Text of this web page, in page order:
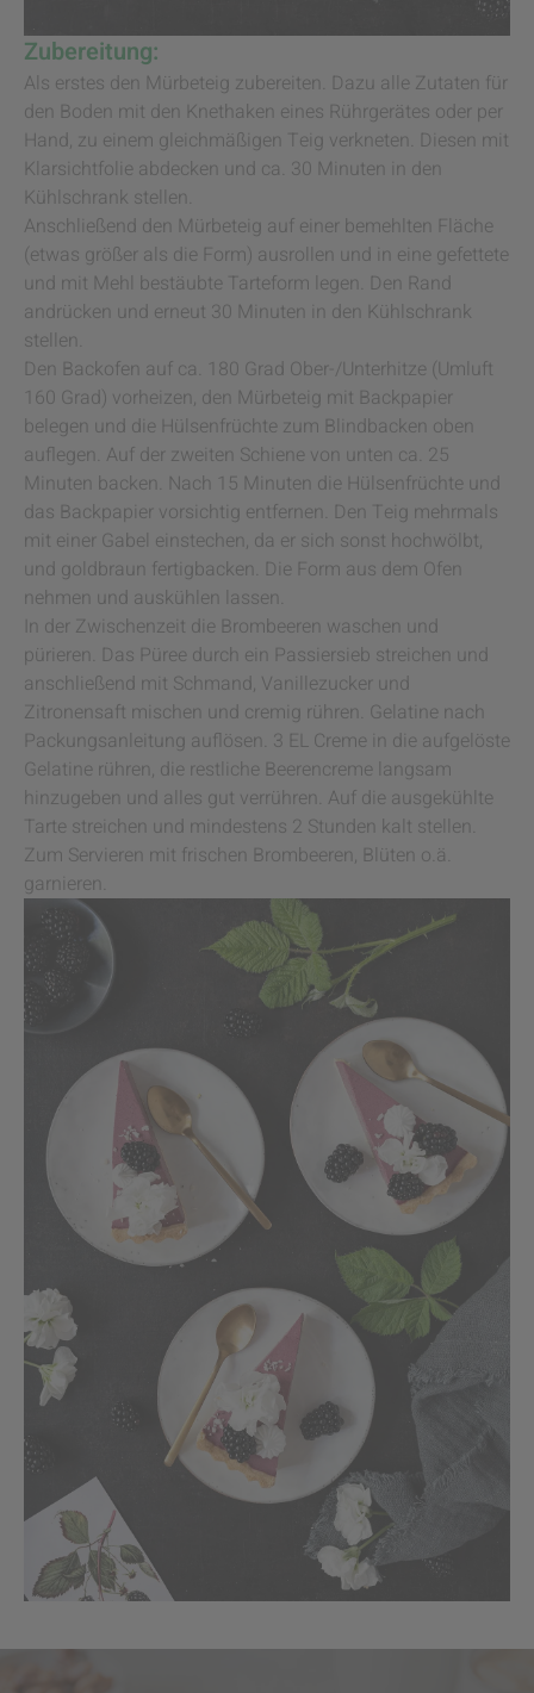
Zubereitung:
Als erstes den Mürbeteig zubereiten. Dazu alle Zutaten für
den Boden mit den Knethaken eines Rührgerätes oder per
Hand, zu einem gleichmäßigen Teig verkneten. Diesen mit
Klarsichtfolie abdecken und ca. 30 Minuten in den
Kühlschrank stellen.
Anschließend den Mürbeteig auf einer bemehlten Fläche
(etwas größer als die Form) ausrollen und in eine gefettete
und mit Mehl bestäubte Tarteform legen. Den Rand
andrücken und erneut 30 Minuten in den Kühlschrank
stellen.
Den Backofen auf ca. 180 Grad Ober-/Unterhitze (Umluft
160 Grad) vorheizen, den Mürbeteig mit Backpapier
belegen und die Hülsenfrüchte zum Blindbacken oben
auflegen. Auf der zweiten Schiene von unten ca. 25
Minuten backen. Nach 15 Minuten die Hülsenfrüchte und
das Backpapier vorsichtig entfernen. Den Teig mehrmals
mit einer Gabel einstechen, da er sich sonst hochwölbt,
und goldbraun fertigbacken. Die Form aus dem Ofen
nehmen und auskühlen lassen.
In der Zwischenzeit die Brombeeren waschen und
pürieren. Das Püree durch ein Passiersieb streichen und
anschließend mit Schmand, Vanillezucker und
Zitronensaft mischen und cremig rühren. Gelatine nach
Packungsanleitung auflösen. 3 EL Creme in die aufgelöste
Gelatine rühren, die restliche Beerencreme langsam
hinzugeben und alles gut verrühren. Auf die ausgekühlte
Tarte streichen und mindestens 2 Stunden kalt stellen.
Zum Servieren mit frischen Brombeeren, Blüten o.ä.
garnieren.